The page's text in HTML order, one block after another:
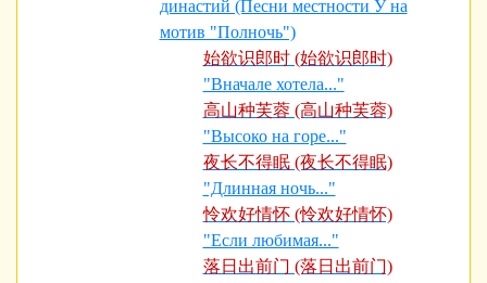
династий (Песни местности У на
мотив "Полночь")
始欲识郎时 (始欲识郎时)
"Вначале хотела..."
高山种芙蓉 (高山种芙蓉)
"Высоко на горе..."
夜长不得眠 (夜长不得眠)
"Длинная ночь..."
怜欢好情怀 (怜欢好情怀)
"Если любимая..."
落日出前门 (落日出前门)